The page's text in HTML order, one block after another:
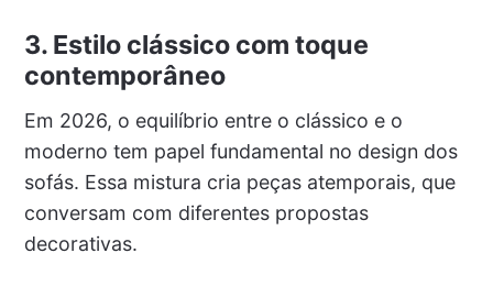
3. Estilo clássico com toque
contemporâneo
Em 2026, o equilíbrio entre o clássico e o
moderno tem papel fundamental no design dos
sofás. Essa mistura cria peças atemporais, que
conversam com diferentes propostas
decorativas.